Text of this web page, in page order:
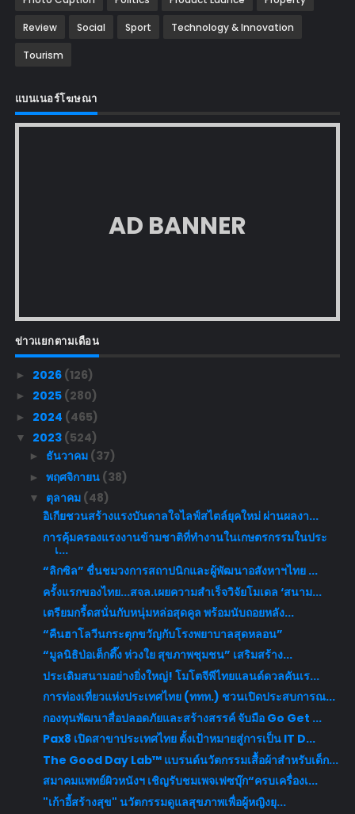
Review Social Sport Technology & Innovation
Tourism
แบนเนอร์โฆษณา
AD BANNER
ข่าวแยกตามเดือน
► 2026 (126)
► 2025 (280)
► 2024 (465)
▼ 2023 (524)
► ธันวาคม (37)
► พฤศจิกายน (38)
▼ ตุลาคม (48)
อิเกียชวนสร้างแรงบันดาลใจไลฟ์สไตล์ยุคใหม่ ผ่านผลงา...
การคุ้มครองแรงงานข้ามชาติที่ทำงานในเกษตรกรรมในประ
เ...
“ลิกซิล” ชื่นชมวงการสถาปนิกและผู้พัฒนาอสังหาฯไทย ...
ครั้งแรกของไทย...สจล.เผยความสำเร็จวิจัยโมเดล ‘สนาม...
เตรียมกรี้ดสนั่นกับหนุ่มหล่อสุดคูล พร้อมนับถอยหลัง...
“คืนฮาโลวีนกระตุกขวัญกับโรงพยาบาลสุดหลอน”
“มูลนิธิป่อเต็กตึ๊ง ห่วงใย สุขภาพชุมชน” เสริมสร้าง...
ประเดิมสนามอย่างยิ่งใหญ่! โมโตจีพีไทยแลนด์ดวลคันเร...
การท่องเที่ยวแห่งประเทศไทย (ททท.) ชวนเปิดประสบการณ...
กองทุนพัฒนาสื่อปลอดภัยและสร้างสรรค์ จับมือ Go Get ...
Pax8 เปิดสาขาประเทศไทย ตั้งเป้าหมายสู่การเป็น IT D...
The Good Day Lab™ แบรนด์นวัตกรรมเสื้อผ้าสำหรับเด็ก...
สมาคมแพทย์ผิวหนังฯ เชิญรับชมเพจเฟซบุ๊ก“ครบเครื่องเ...
"เก้าอี้สร้างสุข" นวัตกรรมดูแลสุขภาพเพื่อผู้หญิงยุ...